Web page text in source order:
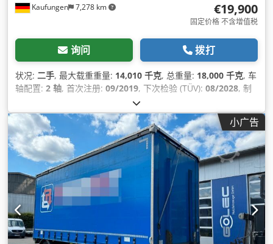
Kaufungen 7,278 km €19,900
固定价格 不含增值税
询问 拨打
状况: 二手, 最大载重重量: 14,010 千克, 总重量: 18,000 千克, 车
轴配置: 2 轴, 首次注册: 09/2019, 下次检验 (TÜV): 08/2028, 制
防抱死制动系统 (ABS)
小广告